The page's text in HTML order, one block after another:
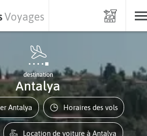
Voyages
destination
Antalya
Antalya Horaires des vols
Location de voiture à Antalya